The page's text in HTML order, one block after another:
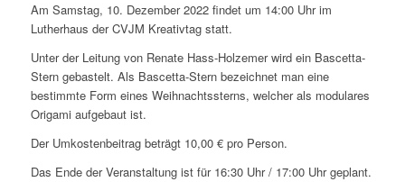
Am Samstag, 10. Dezember 2022 findet um 14:00 Uhr im
Lutherhaus der CVJM Kreativtag statt.
Unter der Leitung von Renate Hass-Holzemer wird ein Bascetta-
Stern gebastelt. Als Bascetta-Stern bezeichnet man eine
bestimmte Form eines Weihnachtssterns, welcher als modulares
Origami aufgebaut ist.
Der Umkostenbeitrag beträgt 10,00 € pro Person.
Das Ende der Veranstaltung ist für 16:30 Uhr / 17:00 Uhr geplant.